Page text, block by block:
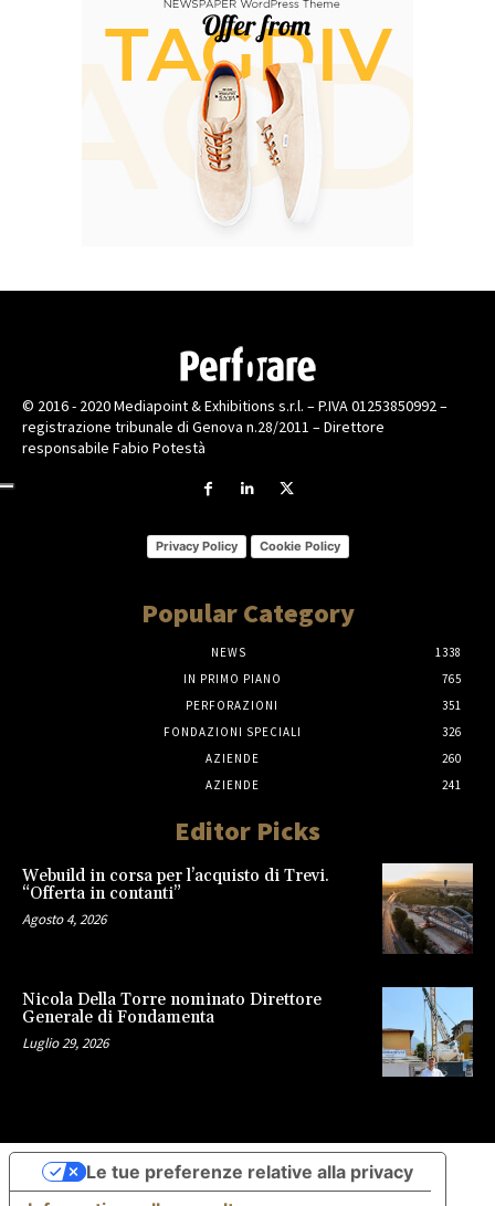
© 2016 - 2020 Mediapoint & Exhibitions s.r.l. – P.IVA 01253850992 –
registrazione tribunale di Genova n.28/2011 – Direttore
responsabile Fabio Potestà
Privacy Policy Cookie Policy
Popular Category
NEWS
1338
IN PRIMO PIANO
765
PERFORAZIONI
351
FONDAZIONI SPECIALI
326
AZIENDE
260
AZIENDE
241
Editor Picks
Webuild in corsa per l’acquisto di Trevi.
“Offerta in contanti”
Agosto 4, 2026
Nicola Della Torre nominato Direttore
Generale di Fondamenta
Luglio 29, 2026
Le tue preferenze relative alla privacy